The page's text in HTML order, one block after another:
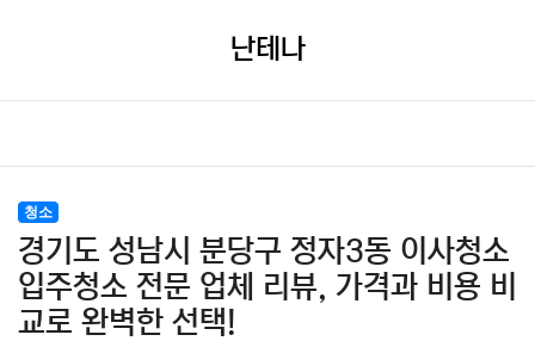
난테나
청소
경기도 성남시 분당구 정자3동 이사청소
입주청소 전문 업체 리뷰, 가격과 비용 비
교로 완벽한 선택!